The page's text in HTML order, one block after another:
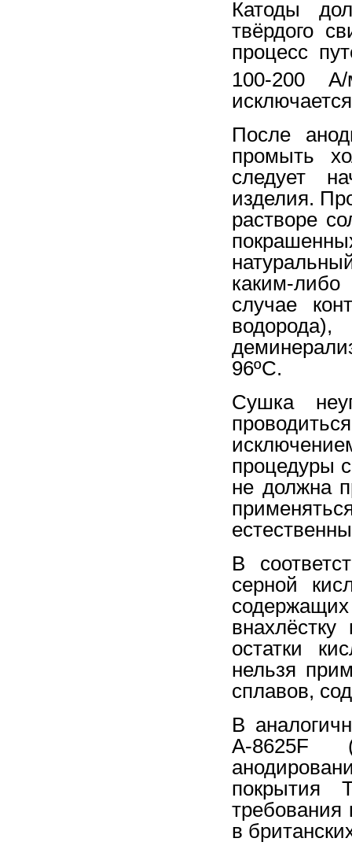
Катоды
твёрдого
процесс
100-200 А/
После
промыть
следует
изделия.
растворе
каким-
случае
96ºС.
Сушка
процедуры
не должна
В
серной
остатки
нельзя
сплавов,
В
A-8625F
покрытия
требования
в